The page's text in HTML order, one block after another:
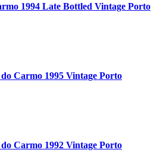
1994 Late Bottled Vintage Porto
Carmo 1995 Vintage Porto
Carmo 1992 Vintage Porto